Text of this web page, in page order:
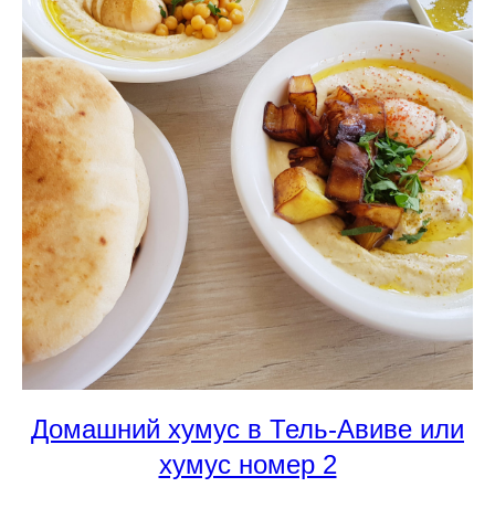
Домашний хумус в Тель-Авиве или
хумус номер 2